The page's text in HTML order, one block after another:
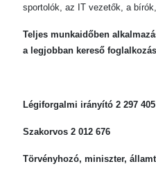
sportolók, az IT vezetők, a
Teljes munkaidőben
a legjobban kereső
Légiforgalmi irányító 2 297 405
Szakorvos 2 012 676
Törvényhozó, miniszter,